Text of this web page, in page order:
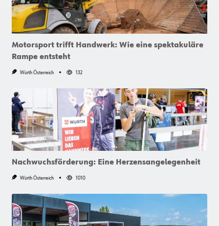
Motorsport trifft Handwerk: Wie eine spektakuläre
Rampe entsteht
Würth Österreich 132
Nachwuchsförderung: Eine Herzensangelegenheit
Würth Österreich 1010